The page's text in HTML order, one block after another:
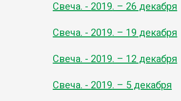
Свеча. - 2019. – 26 декабря
Свеча. - 2019. – 19 декабря
Свеча. - 2019. – 12 декабря
Свеча. - 2019. – 5 декабря